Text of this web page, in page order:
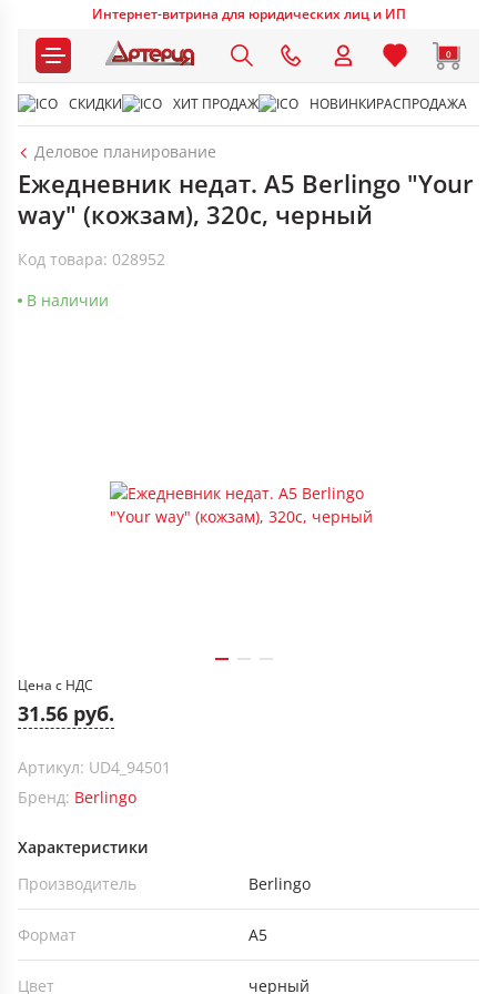
Интернет-витрина для юридических лиц и ИП
0
СКИДКИ ХИТ ПРОДАЖ НОВИНКИРАСПРОДАЖА
Деловое планирование
Ежедневник недат. А5 Berlingo "Your
way" (кожзам), 320с, черный
Код товара: 028952
В наличии
Цена с НДС
31.56 руб.
Артикул: UD4_94501
Бренд: Berlingo
Характеристики
Производитель
Berlingo
Формат А5
Цвет черный